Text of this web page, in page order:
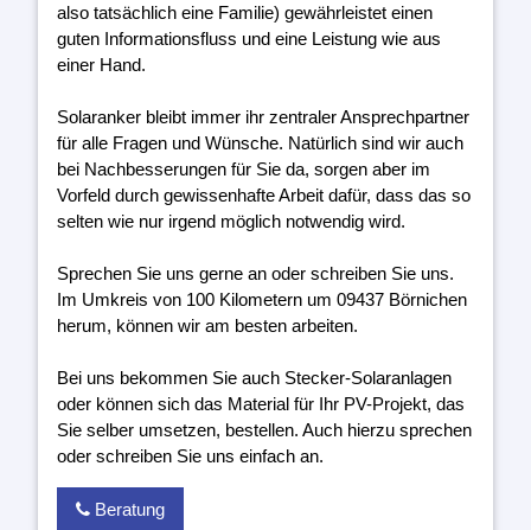
also tatsächlich eine Familie) gewährleistet einen
guten Informationsfluss und eine Leistung wie aus
einer Hand.
Solaranker bleibt immer ihr zentraler Ansprechpartner
für alle Fragen und Wünsche. Natürlich sind wir auch
bei Nachbesserungen für Sie da, sorgen aber im
Vorfeld durch gewissenhafte Arbeit dafür, dass das so
selten wie nur irgend möglich notwendig wird.
Sprechen Sie uns gerne an oder schreiben Sie uns.
Im Umkreis von 100 Kilometern um 09437 Börnichen
herum, können wir am besten arbeiten.
Bei uns bekommen Sie auch Stecker-Solaranlagen
oder können sich das Material für Ihr PV-Projekt, das
Sie selber umsetzen, bestellen. Auch hierzu sprechen
oder schreiben Sie uns einfach an.
Beratung